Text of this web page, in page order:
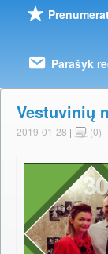
Parašyk
Vestuvinių
2019-01-28 | (0)